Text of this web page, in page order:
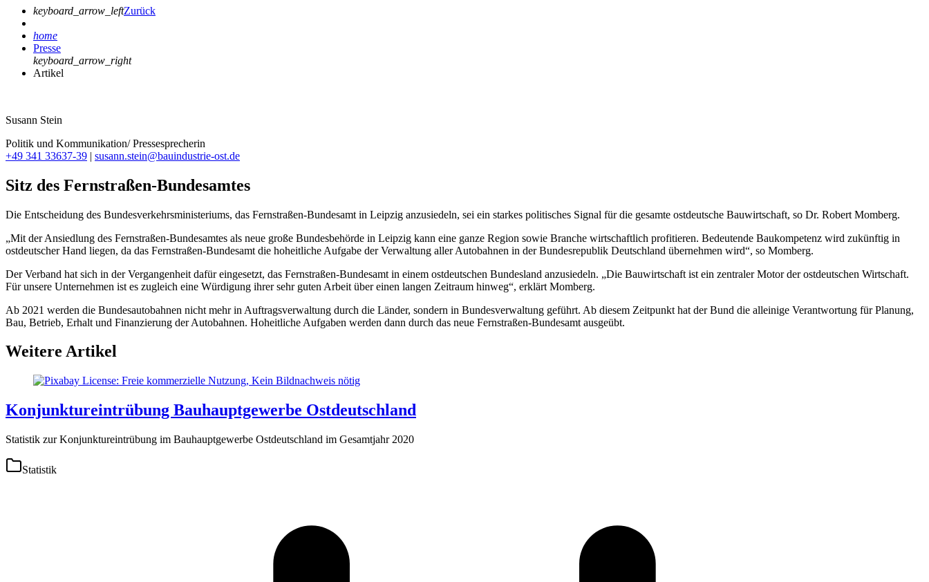
keyboard_arrow_leftZurück
home
Presse
keyboard_arrow_right
Artikel
Susann Stein
Politik und Kommunikation/ Pressesprecherin
+49 341 33637-39 | susann.stein@bauindustrie-ost.de
Sitz des Fernstraßen-Bundesamtes
Die Entscheidung des Bundesverkehrsministeriums, das Fernstraßen-Bundesamt in Leipzig anzusiedeln, sei ein starkes politisches Signal für die gesamte ostdeutsche Bauwirtschaft, so Dr. Robert Momberg.
„Mit der Ansiedlung des Fernstraßen-Bundesamtes als neue große Bundesbehörde in Leipzig kann eine ganze Region sowie Branche wirtschaftlich profitieren. Bedeutende Baukompetenz wird zukünftig in
ostdeutscher Hand liegen, da das Fernstraßen-Bundesamt die hoheitliche Aufgabe der Verwaltung aller Autobahnen in der Bundesrepublik Deutschland übernehmen wird“, so Momberg.
Der Verband hat sich in der Vergangenheit dafür eingesetzt, das Fernstraßen-Bundesamt in einem ostdeutschen Bundesland anzusiedeln. „Die Bauwirtschaft ist ein zentraler Motor der ostdeutschen Wirtschaft.
Für unsere Unternehmen ist es zugleich eine Würdigung ihrer sehr guten Arbeit über einen langen Zeitraum hinweg“, erklärt Momberg.
Ab 2021 werden die Bundesautobahnen nicht mehr in Auftragsverwaltung durch die Länder, sondern in Bundesverwaltung geführt. Ab diesem Zeitpunkt hat der Bund die alleinige Verantwortung für Planung,
Bau, Betrieb, Erhalt und Finanzierung der Autobahnen. Hoheitliche Aufgaben werden dann durch das neue Fernstraßen-Bundesamt ausgeübt.
Weitere Artikel
Konjunktureintrübung Bauhauptgewerbe Ostdeutschland
Statistik zur Konjunktureintrübung im Bauhauptgewerbe Ostdeutschland im Gesamtjahr 2020
Statistik